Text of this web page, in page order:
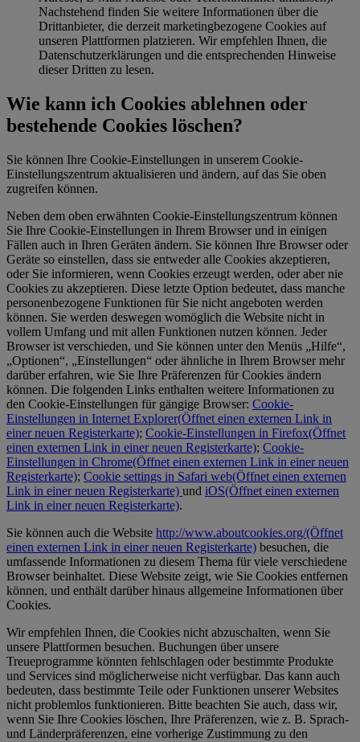
Nachstehend finden Sie weitere Informationen über die
Drittanbieter, die derzeit marketingbezogene Cookies auf
unseren Plattformen platzieren. Wir empfehlen Ihnen, die
Datenschutzerklärungen und die entsprechenden Hinweise
dieser Dritten zu lesen.
Wie kann ich Cookies ablehnen oder
bestehende Cookies löschen?
Sie können Ihre Cookie-Einstellungen in unserem Cookie-
Einstellungszentrum aktualisieren und ändern, auf das Sie oben
zugreifen können.
Neben dem oben erwähnten Cookie-Einstellungszentrum können
Sie Ihre Cookie-Einstellungen in Ihrem Browser und in einigen
Fällen auch in Ihren Geräten ändern. Sie können Ihre Browser oder
Geräte so einstellen, dass sie entweder alle Cookies akzeptieren,
oder Sie informieren, wenn Cookies erzeugt werden, oder aber nie
Cookies zu akzeptieren. Diese letzte Option bedeutet, dass manche
personenbezogene Funktionen für Sie nicht angeboten werden
können. Sie werden deswegen womöglich die Website nicht in
vollem Umfang und mit allen Funktionen nutzen können. Jeder
Browser ist verschieden, und Sie können unter den Menüs „Hilfe“,
„Optionen“, „Einstellungen“ oder ähnliche in Ihrem Browser mehr
darüber erfahren, wie Sie Ihre Präferenzen für Cookies ändern
können. Die folgenden Links enthalten weitere Informationen zu
den Cookie-Einstellungen für gängige Browser: Cookie-
Einstellungen in Internet Explorer(Öffnet einen externen Link in
einer neuen Registerkarte); Cookie-Einstellungen in Firefox(Öffnet
einen externen Link in einer neuen Registerkarte); Cookie-
Einstellungen in Chrome(Öffnet einen externen Link in einer neuen
Registerkarte); Cookie settings in Safari web(Öffnet einen externen
Link in einer neuen Registerkarte) und iOS(Öffnet einen externen
Link in einer neuen Registerkarte).
Sie können auch die Website http://www.aboutcookies.org/(Öffnet
einen externen Link in einer neuen Registerkarte) besuchen, die
umfassende Informationen zu diesem Thema für viele verschiedene
Browser beinhaltet. Diese Website zeigt, wie Sie Cookies entfernen
können, und enthält darüber hinaus allgemeine Informationen über
Cookies.
Wir empfehlen Ihnen, die Cookies nicht abzuschalten, wenn Sie
unsere Plattformen besuchen. Buchungen über unsere
Treueprogramme könnten fehlschlagen oder bestimmte Produkte
und Services sind möglicherweise nicht verfügbar. Das kann auch
bedeuten, dass bestimmte Teile oder Funktionen unserer Websites
nicht problemlos funktionieren. Bitte beachten Sie auch, dass wir,
wenn Sie Ihre Cookies löschen, Ihre Präferenzen, wie z. B. Sprach-
und Länderpräferenzen, eine vorherige Zustimmung zu den